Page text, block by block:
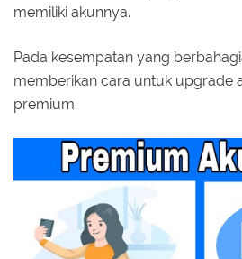
memiliki akunnya.
Pada kesempatan yang
memberikan cara untuk upgrade
premium.